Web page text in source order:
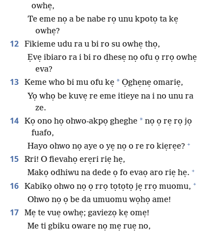
owhẹ,
Te eme nọ a be nabe rọ unu kpotọ ta kẹ
owhẹ?
12
Fikieme udu ra u bi ro su owhẹ thọ,
Ẹvẹ ibiaro ra i bi ro dhesẹ nọ ofu ọ rrọ owhẹ
eva?
13 Keme who bi mu ofu kẹ * Ọghẹnẹ omariẹ,
Yọ whọ be kuvẹ re eme itieye na i no unu ra
ze.
14 Kọ ono họ ohwo-akpọ gheghe * nọ ọ rẹ rọ jọ
fuafo,
Hayo ohwo nọ aye o yẹ nọ o re ro kiẹrẹe? +
15
Rri! O fievahọ erẹri riẹ hẹ,
Makọ odhiwu na dede ọ fo evaọ aro riẹ hẹ. +
16 Kabikọ ohwo nọ ọ rrọ tọtọtọ jẹ rrọ muomu, +
Ohwo nọ ọ be da umuomu wọhọ ame!
17
Mẹ te vuẹ owhẹ; gaviezọ kẹ omẹ!
Me ti gbiku oware nọ mẹ ruẹ no,